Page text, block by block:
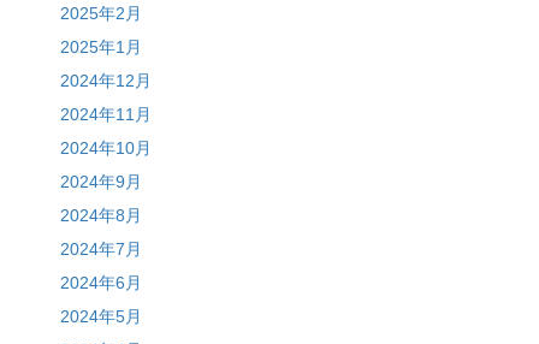
2025年2月
2025年1月
2024年12月
2024年11月
2024年10月
2024年9月
2024年8月
2024年7月
2024年6月
2024年5月